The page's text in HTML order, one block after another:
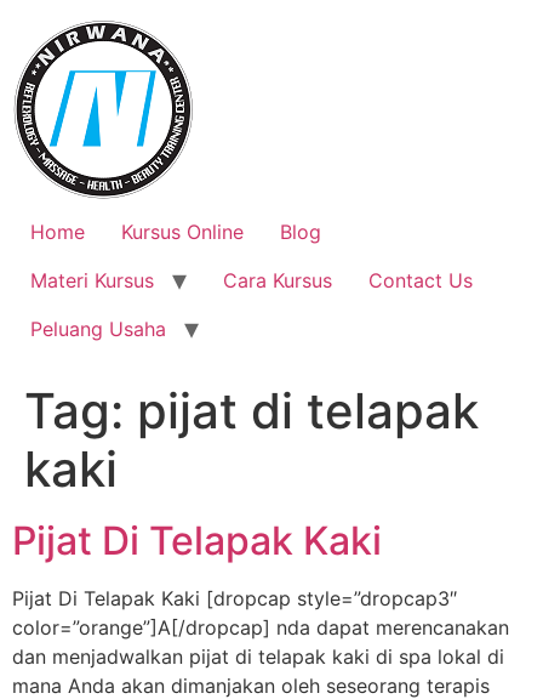
content
Home Kursus Online
Blog
Materi Kursus
Cara Kursus
Contact Us
Peluang Usaha
Tag: pijat di telapak
kaki
Pijat Di Telapak Kaki
Pijat Di Telapak Kaki [dropcap style=”dropcap3″
color=”orange”]A[/dropcap] nda dapat merencanakan
dan menjadwalkan pijat di telapak kaki di spa lokal di
mana Anda akan dimanjakan oleh seseorang terapis